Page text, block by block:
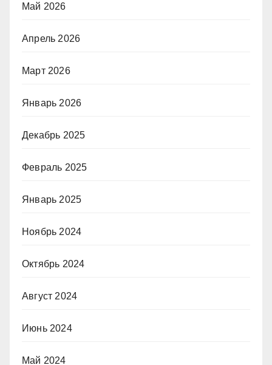
Май 2026
Апрель 2026
Март 2026
Январь 2026
Декабрь 2025
Февраль 2025
Январь 2025
Ноябрь 2024
Октябрь 2024
Август 2024
Июнь 2024
Май 2024